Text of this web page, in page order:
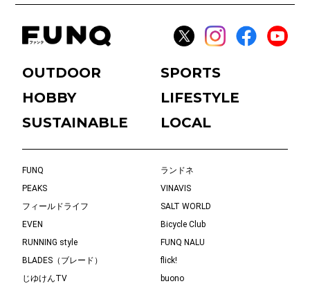
OUTDOOR
SPORTS
HOBBY
LIFESTYLE
SUSTAINABLE
LOCAL
FUNQ
ランドネ
PEAKS
VINAVIS
フィールドライフ
SALT WORLD
EVEN
Bicycle Club
RUNNING style
FUNQ NALU
BLADES（ブレード）
flick!
じゆけんTV
buono